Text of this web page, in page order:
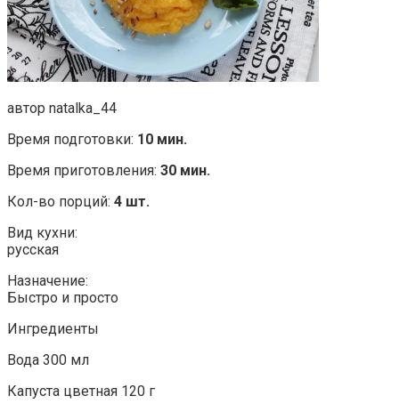
автор natalka_44
Время подготовки: 10 мин.
Время приготовления: 30 мин.
Кол-во порций: 4 шт.
Вид кухни:
русская
Назначение:
Быстро и просто
Ингредиенты
Вода 300 мл
Капуста цветная 120 г